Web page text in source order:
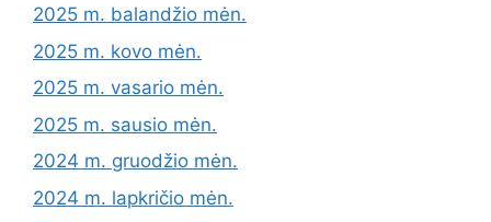
2025 m. balandžio mėn.
2025 m. kovo mėn.
2025 m. vasario mėn.
2025 m. sausio mėn.
2024 m. gruodžio mėn.
2024 m. lapkričio mėn.